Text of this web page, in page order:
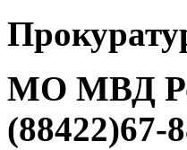
МО МВД
(88422)67-